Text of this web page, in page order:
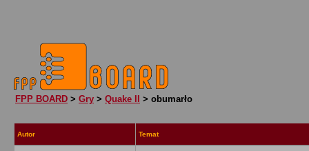
FPP BOARD > Gry > Quake II > obumarło
Autor Temat